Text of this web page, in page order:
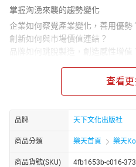
掌握洶湧來襲的趨勢變化
企業如何察覺產業變化，善用優勢
創新如何與市場價值連結？
品牌如何跳脫製造，創造感性增值
什麼才是真正的管理典範？
商業世界瞬息萬變，管理書籍浩
出地解讀最新管理書籍，更能快
本書為《許士軍為你讀管理好書
讀者掌握新近出版的多本管理好
查看更
品牌 天下文化出版社
商品分類 樂天首頁 樂天
商品貨號(SKU) 4fb1653b-c016-